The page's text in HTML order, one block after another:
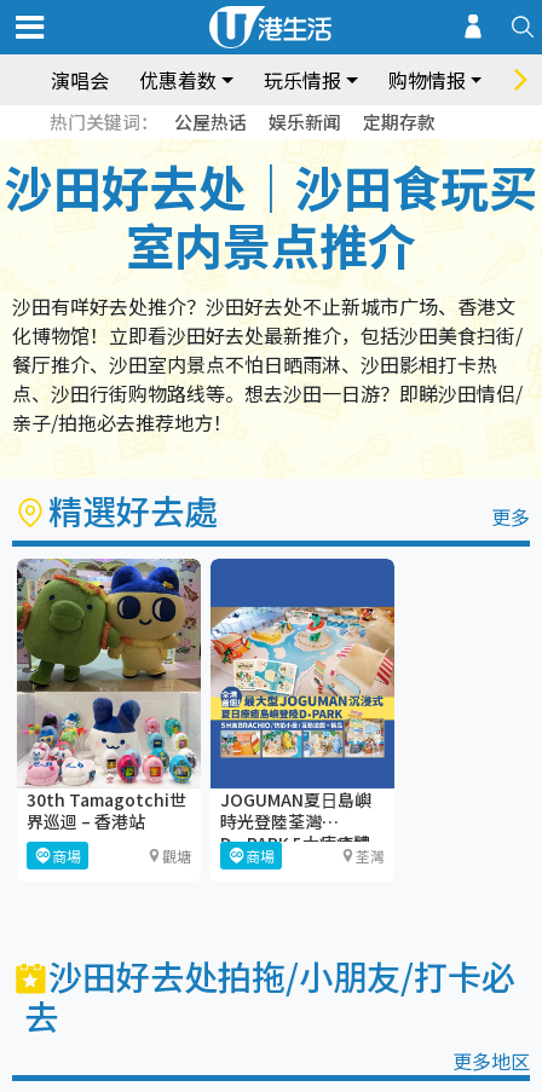
演唱会 优惠着数 玩乐情报 购物情报 饮
热门关键词： 公屋热话 娱乐新闻 定期存款
沙田好去处｜沙田食玩买
室内景点推介
沙田有咩好去处推介？沙田好去处不止新城市广场、香港文
化博物馆！立即看沙田好去处最新推介，包括沙田美食扫街/
餐厅推介、沙田室内景点不怕日晒雨淋、沙田影相打卡热
点、沙田行街购物路线等。想去沙田一日游？即睇沙田情侣/
亲子/拍拖必去推荐地方！
精選好去處 更多
30th Tamagotchi世
界巡迴 – 香港站
商場 觀塘
JOGUMAN夏⽇島嶼
時光登陸荃灣
D·PARK 5大療癒體
驗區+期間限定店
商場 荃灣
沙田好去处拍拖/小朋友/打卡必
去
更多地区